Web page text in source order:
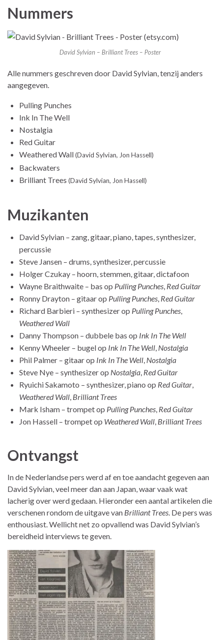
Nummers
David Sylvian – Brilliant Trees – Poster
Alle nummers geschreven door David Sylvian, tenzij anders
aangegeven.
Pulling Punches
Ink In The Well
Nostalgia
Red Guitar
Weathered Wall(David Sylvian, Jon Hassell)
Backwaters
Brilliant Trees (David Sylvian, Jon Hassell)
Muzikanten
David Sylvian – zang, gitaar, piano, tapes, synthesizer,
percussie
Steve Jansen – drums, synthesizer, percussie
Holger Czukay – hoorn, stemmen, gitaar, dictafoon
Wayne Braithwaite – bas op Pulling Punches Red Guitar
Ronny Drayton – gitaar op Pulling Punches Red Guitar
Richard Barbieri – synthesizer op Pulling Punches
Weathered Wall
Danny Thompson – dubbele bas op Ink In The Well
Kenny Wheeler – bugel op Ink In The Well Nostalgia
Phil Palmer – gitaar op Ink In The Well Nostalgia
Steve Nye – synthesizer op Nostalgia Red Guitar
Ryuichi Sakamoto – synthesizer, piano op Red Guitar
Weathered Wall Brilliant Trees
Mark Isham – trompet op Pulling Punches Red Guitar
Jon Hassell – trompet op Weathered Wall Brilliant Trees
Ontvangst
In de Nederlandse pers werd af en toe aandacht gegeven aan
David Sylvian, veel meer dan aan Japan, waar vaak wat
lacherig over werd gedaan. Hieronder een aantal artikelen die
verschenen rondom de uitgave van Brilliant Trees . De pers was
enthousiast. Wellicht net zo opvallend was David Sylvian’s
bereidheid interviews te geven.